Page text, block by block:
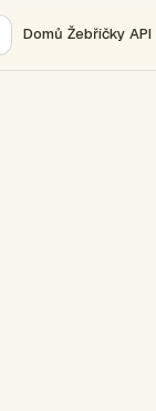
Domů Žebříčky API